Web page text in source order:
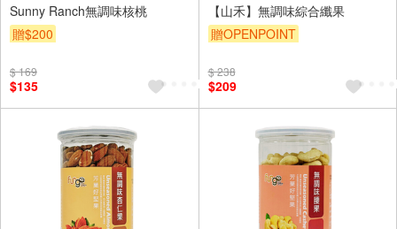
Sunny Ranch無調味核桃
贈$200
$ 169
$135
【山禾】無調味綜合纖果
贈OPENPOINT
$ 238
$209